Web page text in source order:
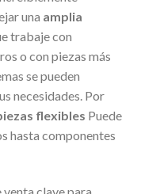
una amplia
trabaje con
o con piezas más
se pueden
necesidades. Por
flexibles Puede
hasta componentes
clave para